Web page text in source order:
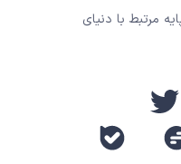
مرتبط با دنیای